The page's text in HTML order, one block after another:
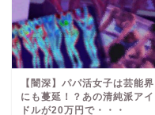
【闇深】パパ活女子は芸能界
にも蔓延！？あの清純派アイ
ドルが20万円で・・・